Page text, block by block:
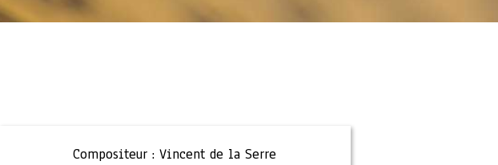
Compositeur : Vincent de la Serre